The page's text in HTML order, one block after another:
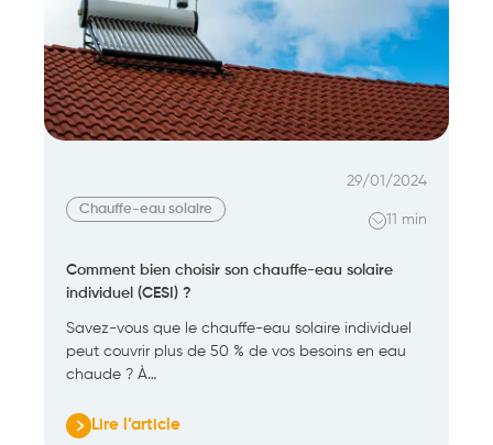
Chauffe-eau solaire
29/01/2024
11 min
Comment bien choisir son chauffe-eau solaire
individuel (CESI) ?
Savez-vous que le chauffe-eau solaire individuel
peut couvrir plus de 50 % de vos besoins en eau
chaude ? À…
Lire l’article
: